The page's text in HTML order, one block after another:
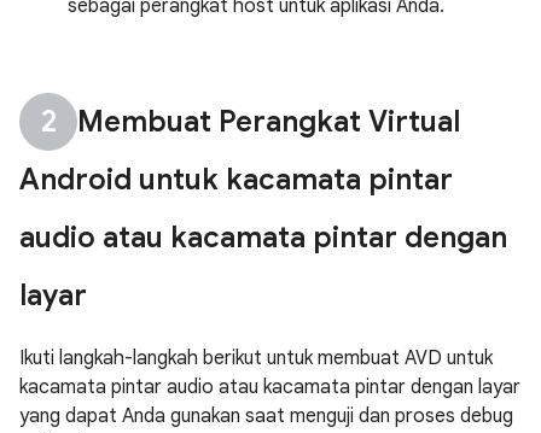
sebagai perangkat host untuk aplikasi Anda.
Membuat Perangkat Virtual
Android untuk kacamata pintar
audio atau kacamata pintar dengan
layar
Ikuti langkah-langkah berikut untuk membuat AVD untuk
kacamata pintar audio atau kacamata pintar dengan layar
yang dapat Anda gunakan saat menguji dan proses debug